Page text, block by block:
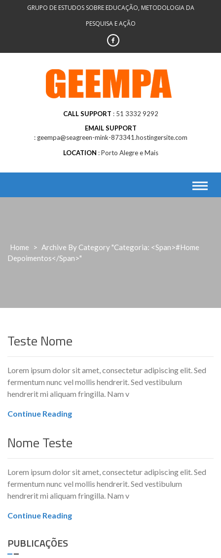
GRUPO DE ESTUDOS SOBRE EDUCAÇÃO, METODOLOGIA DA
PESQUISA E AÇÃO
CALL SUPPORT
51 3332 9292
EMAIL SUPPORT
geempa@seagreen-mink-873341.hostingersite.com
LOCATION
Porto Alegre e Mais
Home > Archive By Category "Categoria: <span>#Home
Depoimentos</span>"
Teste Nome
Lorem ipsum dolor sit amet, consectetur adipiscing elit. Sed
fermentum nunc vel mollis hendrerit. Sed vestibulum
hendrerit mi aliquam fringilla. Nam v
Continue Reading
Nome Teste
Lorem ipsum dolor sit amet, consectetur adipiscing elit. Sed
fermentum nunc vel mollis hendrerit. Sed vestibulum
hendrerit mi aliquam fringilla. Nam v
Continue Reading
PUBLICAÇÕES